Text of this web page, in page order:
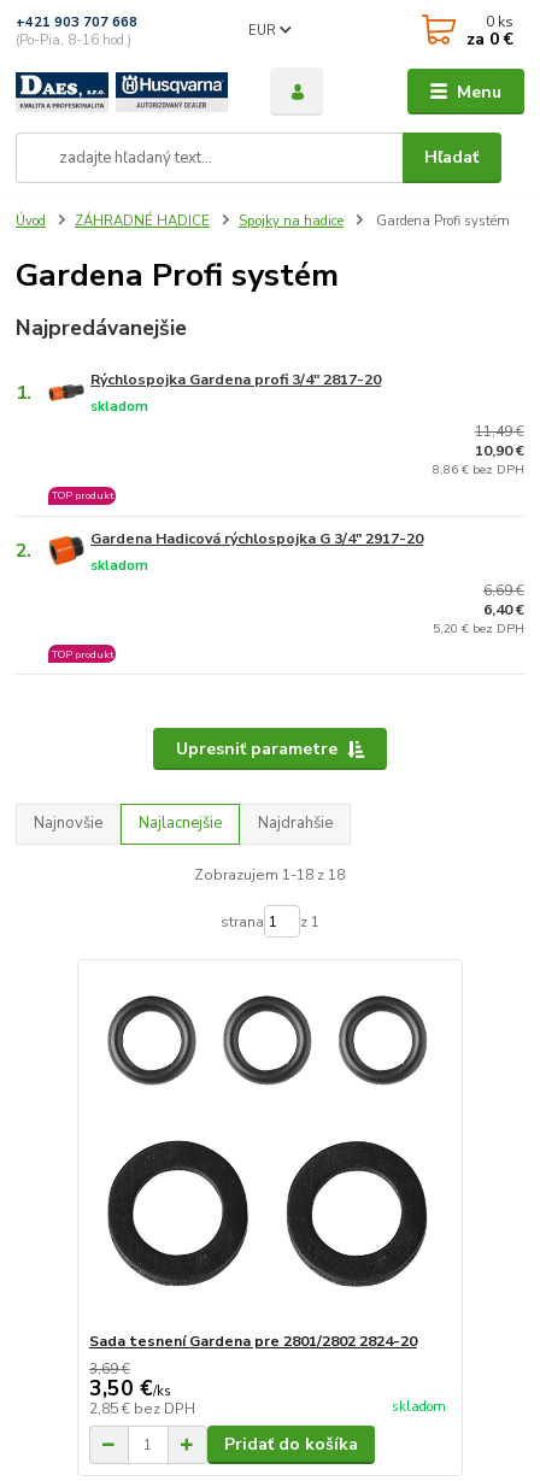
Menu
EUR
Hľadať
+421 903 707 668
(Po-Pia, 8-16 hod.)
0 ks
za 0 €
Úvod ZÁHRADNÉ HADICE Spojky na hadice Gardena Profi systém
Gardena Profi systém
Najpredávanejšie
1. Rýchlospojka Gardena profi 3/4" 2817-20
skladom
TOP produkt
11,49 €
10,90 €
8,86 € bez DPH
2. Gardena Hadicová rýchlospojka G 3/4" 2917-20
skladom
TOP produkt
6,69 €
6,40 €
5,20 € bez DPH
Upresniť parametre
Najnovšie Najlacnejšie Najdrahšie
Zobrazujem 1-18 z 18
strana z 1
Sada tesnení Gardena pre 2801/2802 2824-20
3,69 €
3,50 €/ks
2,85 € bez DPH skladom
Pridať do košíka